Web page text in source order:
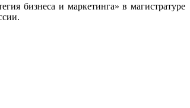
бизнеса и маркетинга» в магистратуре